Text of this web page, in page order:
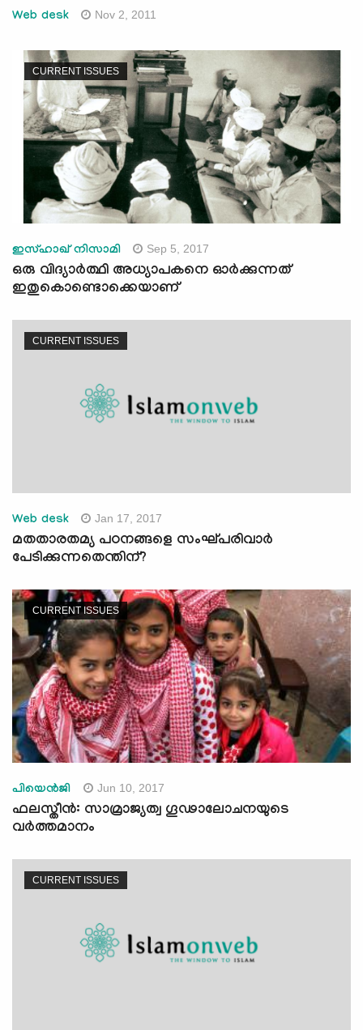
Web desk Nov 2, 2011
CURRENT ISSUES
ഇസ്ഹാഖ് നിസാമി Sep 5, 2017
ഒരു വിദ്യാര്‍ത്ഥി അധ്യാപകനെ ഓര്‍ക്കുന്നത്
ഇതുകൊണ്ടൊക്കെയാണ്
CURRENT ISSUES
Web desk Jan 17, 2017
മതതാരതമ്യ പഠനങ്ങളെ സംഘ്പരിവാര്‍
പേടിക്കുന്നതെന്തിന്?
CURRENT ISSUES
പിയെന്‍ജി Jun 10, 2017
ഫലസ്തീന്‍: സാമ്രാജ്യത്വ ഗൂഢാലോചനയുടെ
വര്‍ത്തമാനം
CURRENT ISSUES